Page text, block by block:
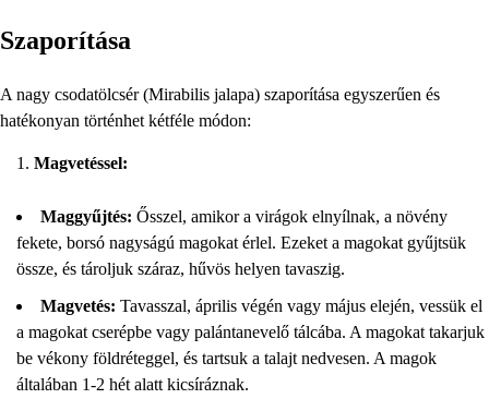
Szaporítása
A nagy csodatölcsér (Mirabilis jalapa) szaporítása egyszerűen és
hatékonyan történhet kétféle módon:
Magvetéssel:
Maggyűjtés: Ősszel, amikor a virágok elnyílnak, a növény
fekete, borsó nagyságú magokat érlel. Ezeket a magokat gyűjtsük
össze, és tároljuk száraz, hűvös helyen tavaszig.
Magvetés: Tavasszal, április végén vagy május elején, vessük el
a magokat cserépbe vagy palántanevelő tálcába. A magokat takarjuk
be vékony földréteggel, és tartsuk a talajt nedvesen. A magok
általában 1-2 hét alatt kicsíráznak.